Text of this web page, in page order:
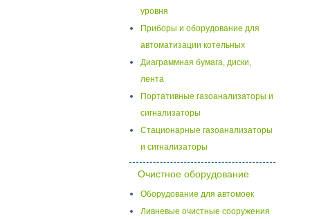
уровня
Приборы и оборудование для
автоматизации котельных
Диаграммная бумага, диски,
лента
Портативные газоанализаторы и
сигнализаторы
Стационарные газоанализаторы
и сигнализаторы
Очистное оборудование
Оборудование для автомоек
Ливневые очистные сооружения